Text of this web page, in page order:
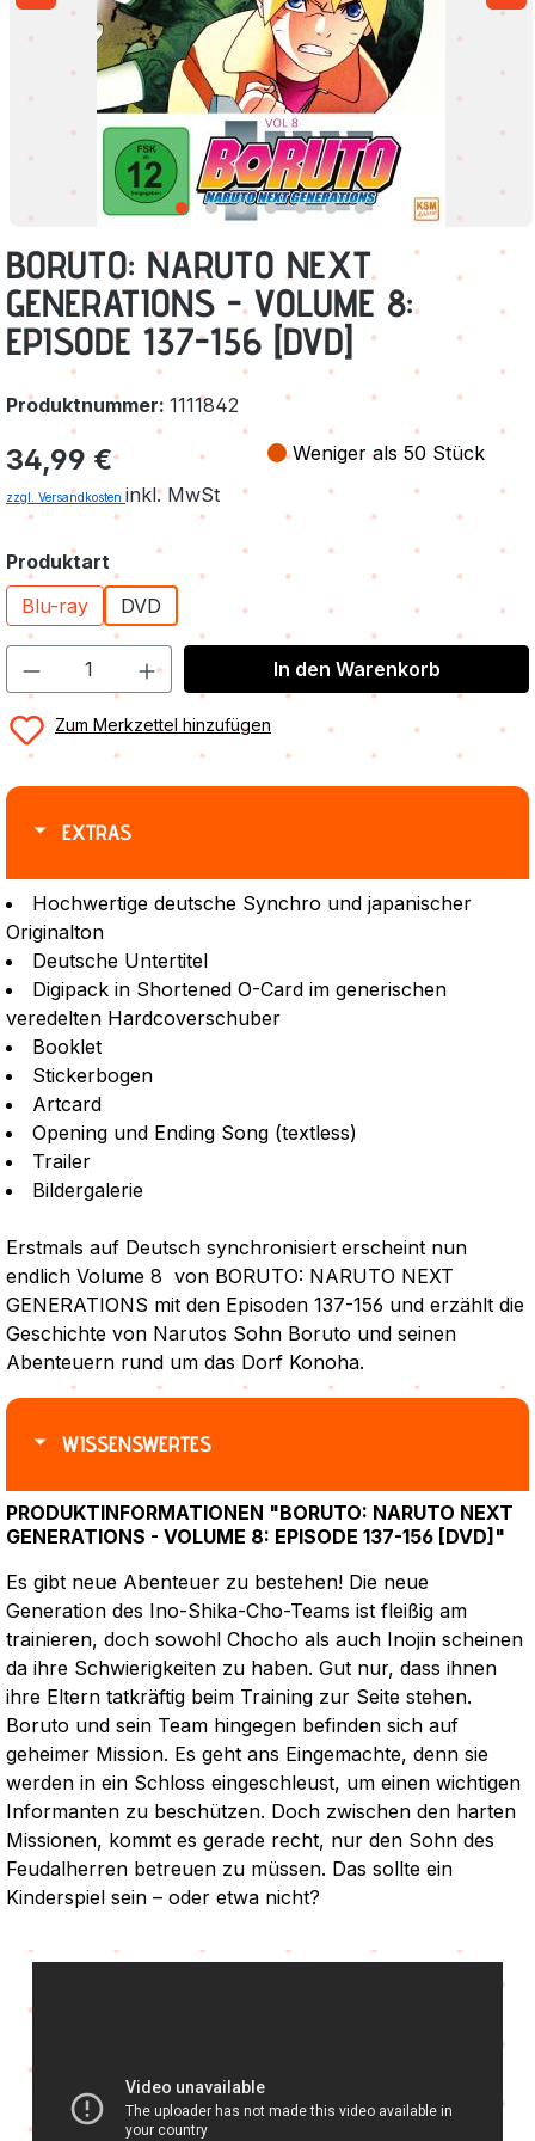
BORUTO: NARUTO NEXT
GENERATIONS - VOLUME 8:
EPISODE 137-156 [DVD]
Produktnummer: 1111842
Regulärer Preis:
34,99 €
zzgl. Versandkosten inkl. MwSt
Weniger als 50 Stück
Produktart auswählen
Blu-ray
DVD
In den Warenkorb
Zum Merkzettel hinzufügen
EXTRAS
Hochwertige deutsche Synchro und japanischer
Originalton
Deutsche Untertitel
Digipack in Shortened O-Card im generischen
veredelten Hardcoverschuber
Booklet
Stickerbogen
Artcard
Opening und Ending Song (textless)
Trailer
Bildergalerie
Erstmals auf Deutsch synchronisiert erscheint nun
endlich Volume 8 von BORUTO: NARUTO NEXT
GENERATIONS mit den Episoden 137-156 und erzählt die
Geschichte von Narutos Sohn Boruto und seinen
Abenteuern rund um das Dorf Konoha.
WISSENSWERTES
PRODUKTINFORMATIONEN "BORUTO: NARUTO NEXT
GENERATIONS - VOLUME 8: EPISODE 137-156 [DVD]"
Es gibt neue Abenteuer zu bestehen! Die neue
Generation des Ino-Shika-Cho-Teams ist fleißig am
trainieren, doch sowohl Chocho als auch Inojin scheinen
da ihre Schwierigkeiten zu haben. Gut nur, dass ihnen
ihre Eltern tatkräftig beim Training zur Seite stehen.
Boruto und sein Team hingegen befinden sich auf
geheimer Mission. Es geht ans Eingemachte, denn sie
werden in ein Schloss eingeschleust, um einen wichtigen
Informanten zu beschützen. Doch zwischen den harten
Missionen, kommt es gerade recht, nur den Sohn des
Feudalherren betreuen zu müssen. Das sollte ein
Kinderspiel sein – oder etwa nicht?